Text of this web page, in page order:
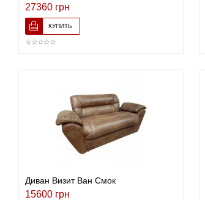
27360 грн
Диван Визит Ван Смок
15600 грн